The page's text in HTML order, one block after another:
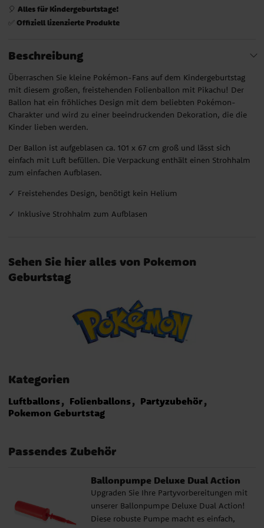
🎈 Alles für Kindergeburtstage!
✅ Offiziell lizenzierte Produkte
Beschreibung
Überraschen Sie kleine Pokémon-Fans auf dem Kindergeburtstag
mit diesem großen, freistehenden Folienballon mit Pikachu! Der
Ballon hat ein fröhliches Design mit dem beliebten Pokémon-
Charakter und wird zu einer beeindruckenden Dekoration, die die
Kinder lieben werden.
Der Ballon ist aufgeblasen ca. 101 x 67 cm groß und lässt sich
einfach mit Luft befüllen. Die Verpackung enthält einen Strohhalm
zum einfachen Aufblasen.
✓ Freistehendes Design, benötigt kein Helium
✓ Inklusive Strohhalm zum Aufblasen
Sehen Sie hier alles von Pokemon
Geburtstag
Kategorien
Luftballons Folienballons
Partyzubehör
Pokemon Geburtstag
Passendes Zubehör
Ballonpumpe Deluxe Dual Action
Upgraden Sie Ihre Partyvorbereitungen mit
unserer Ballonpumpe Deluxe Dual Action!
Diese robuste Pumpe macht es einfach,